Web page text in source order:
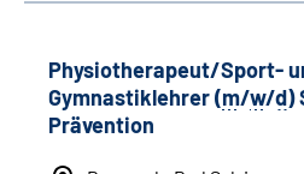
Physiotherapeut/Sport-
Gymnastiklehrer (m/w/d)
Prävention